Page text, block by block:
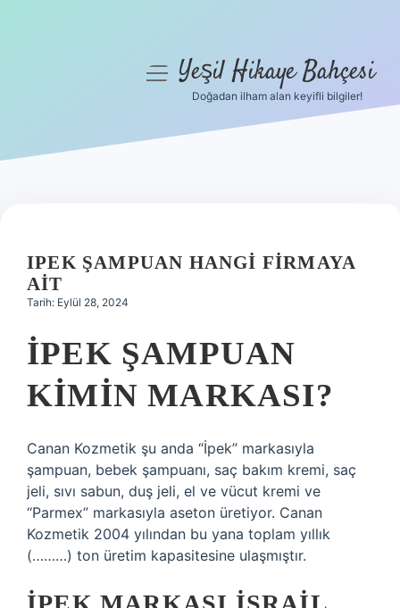
Hakkımızda
menüyüYeşil Hikaye Bahçesi
Doğadan ilham alan keyifli bilgiler!
IPEK ŞAMPUAN HANGI FIRMAYA
AIT
Tarih: Eylül 28, 2024
İPEK ŞAMPUAN
KIMIN MARKASI?
Canan Kozmetik şu anda “İpek” markasıyla
şampuan, bebek şampuanı, saç bakım kremi, saç
jeli, sıvı sabun, duş jeli, el ve vücut kremi ve
“Parmex” markasıyla aseton üretiyor. Canan
Kozmetik 2004 yılından bu yana toplam yıllık
(………) ton üretim kapasitesine ulaşmıştır.